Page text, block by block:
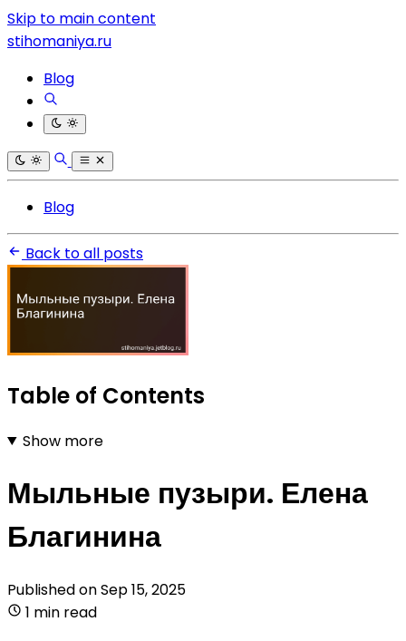
Skip to main content
stihomaniya.ru
Blog
Blog
Back to all posts
Table of Contents
Show more
Мыльные пузыри. Елена
Благинина
Published onSep 15, 2025
1 min read